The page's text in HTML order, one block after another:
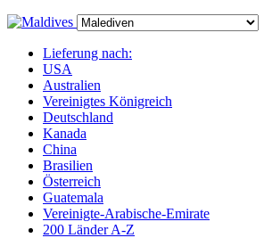
Lieferung nach:
USA
Australien
Vereinigtes Königreich
Deutschland
Kanada
China
Brasilien
Österreich
Guatemala
Vereinigte-Arabische-Emirate
200 Länder A-Z